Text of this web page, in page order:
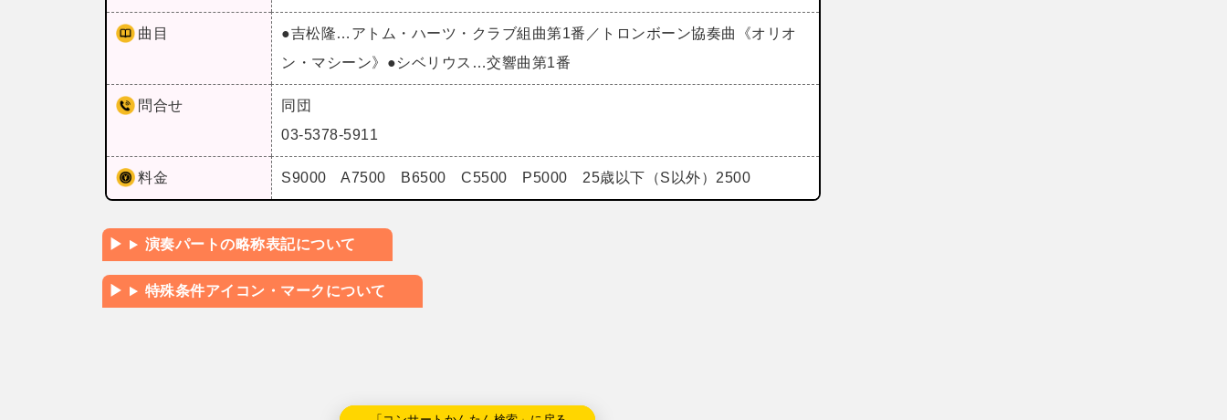
曲目
●吉松隆…アトム・ハーツ・クラブ組曲第1番／トロンボーン協奏曲《オリオ
ン・マシーン》●シベリウス…交響曲第1番
問合せ
同団
03-5378-5911
料金 S9000 A7500 B6500 C5500 P5000 25歳以下（S以外）2500
演奏パートの略称表記について
特殊条件アイコン・マークについて